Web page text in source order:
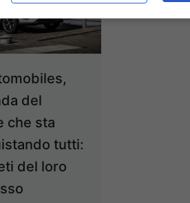
del
che sta
tutti:
del loro